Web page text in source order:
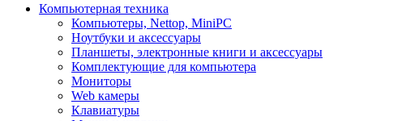
Компьютерная техника
Компьютеры, Nettop, MiniPC
Ноутбуки и аксессуары
Планшеты, электронные книги и аксессуары
Комплектующие для компьютера
Мониторы
Web камеры
Клавиатуры